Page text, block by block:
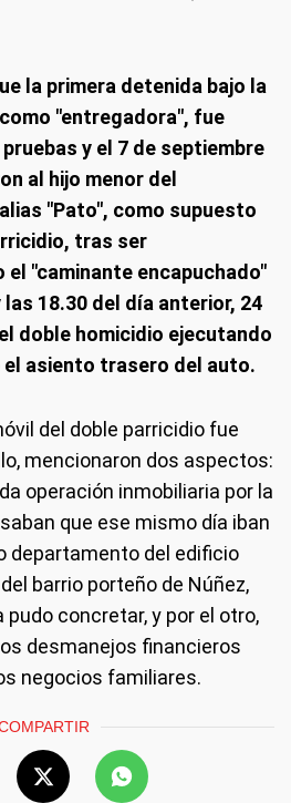
la primera detenida bajo la
"entregadora", fue
y el 7 de septiembre
al hijo menor del
"Pato", como supuesto
tras ser
"caminante encapuchado"
18.30 del día anterior, 24
doble homicidio ejecutando
asiento trasero del auto.
del doble parricidio fue
mencionaron dos aspectos:
operación inmobiliaria por la
que ese mismo día iban
departamento del edificio
barrio porteño de Núñez,
pudo concretar, y por el otro,
desmanejos financieros
negocios familiares.